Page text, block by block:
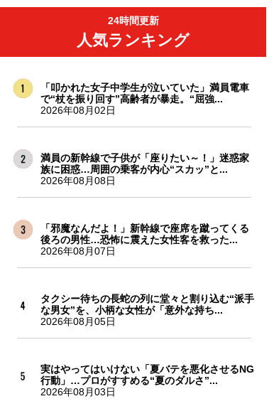
24時間更新
人気ランキング
「叩かれた女子中学生が泣いていた」満員電車
で“杖を振り回す”高齢者が暴走。“屈強...
2026年08月02日
満員の新幹線で子供が「座りたい～！」迷惑家
族に困惑…周囲の乗客が内心“スカッ”と...
2026年08月08日
「邪魔なんだよ！」新幹線で座席を蹴ってくる
後ろの男性…恐怖に震えた女性客を救った...
2026年08月07日
タクシー待ちの長蛇の列に堂々と割り込む“派手
な男女”を、小柄な女性が「意外な持ち...
2026年08月05日
実はやってはいけない「夏バテを悪化させるNG
行動」…プロがすすめる“夏のダルさ”...
2026年08月03日